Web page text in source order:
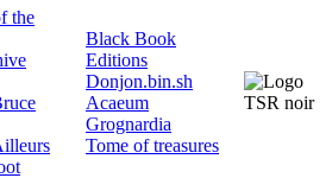
the
Black Book
Editions
Donjon.bin.sh
Acaeum
Grognardia
Tome of treasures